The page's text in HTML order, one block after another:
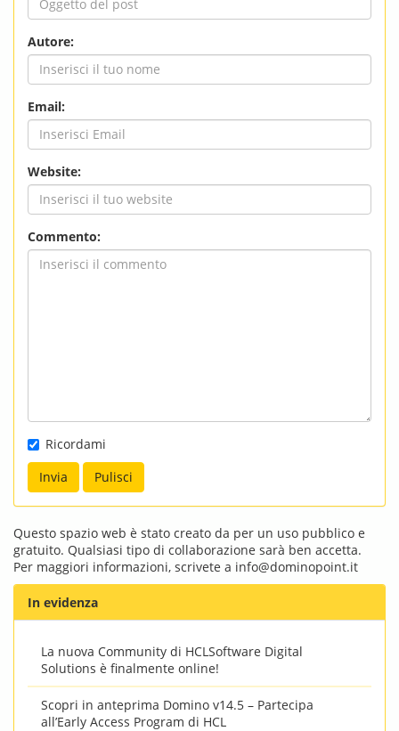
Autore:
Email:
Website:
Commento:
Ricordami
Questo spazio web è stato creato da per un uso pubblico e
gratuito. Qualsiasi tipo di collaborazione sarà ben accetta.
Per maggiori informazioni, scrivete a info@dominopoint.it
In evidenza
La nuova Community di HCLSoftware Digital
Solutions è finalmente online!
Scopri in anteprima Domino v14.5 – Partecipa
all’Early Access Program di HCL